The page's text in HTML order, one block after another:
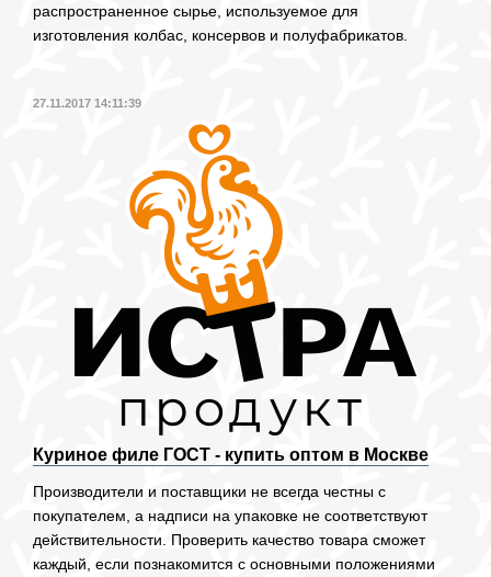
распространенное сырье, используемое для
изготовления колбас, консервов и полуфабрикатов.
27.11.2017 14:11:39
Куриное филе ГОСТ - купить оптом в Москве
Производители и поставщики не всегда честны с
покупателем, а надписи на упаковке не соответствуют
действительности. Проверить качество товара сможет
каждый, если познакомится с основными положениями